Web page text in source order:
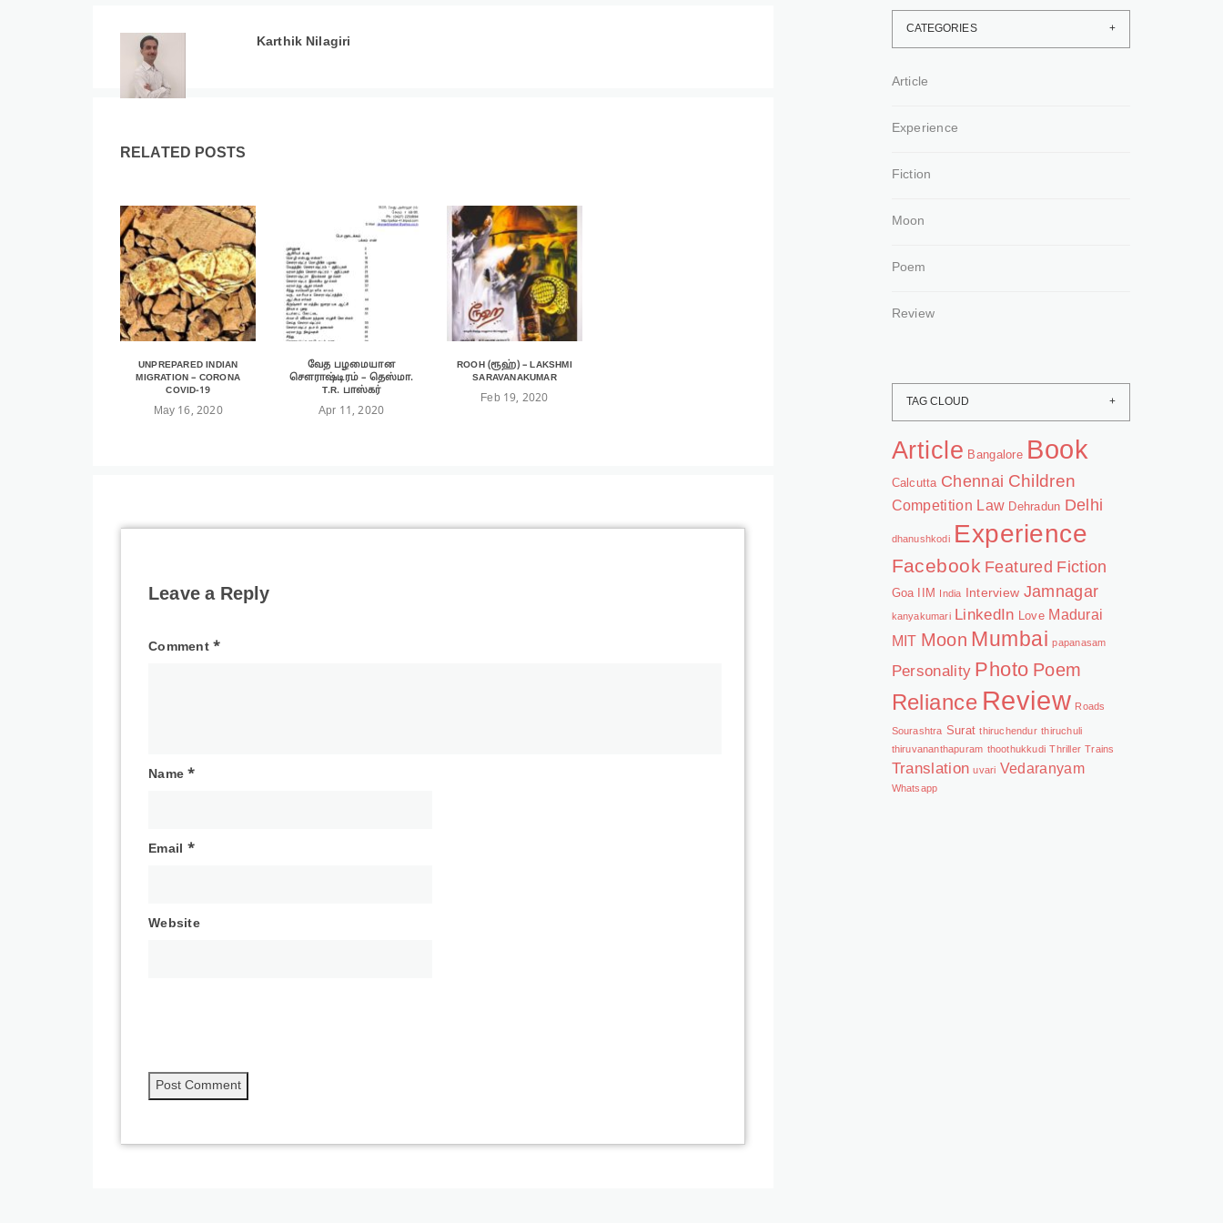
Karthik Nilagiri
RELATED POSTS
UNPREPARED INDIAN
MIGRATION – CORONA
COVID-19
May 16, 2020
வேத பழமையான
சௌராஷ்டிரம் – தெஸ்மா.
T.R. பாஸ்கர்
Apr 11, 2020
ROOH (ரூஹ்) – LAKSHMI
SARAVANAKUMAR
Feb 19, 2020
Leave a Reply
Comment*
Name*
Email *
Website
CATEGORIES
Article
Experience
Fiction
Moon
Poem
Review
TAG CLOUD
Article Bangalore Book
Calcutta Chennai Children
Competition Law Dehradun Delhi
dhanushkodi Experience
Facebook Featured Fiction
Goa IIM India Interview Jamnagar
kanyakumari LinkedIn Love Madurai
MIT Moon Mumbai papanasam
Personality Photo Poem
Reliance Review Roads
Sourashtra Surat thiruchendur thiruchuli
thiruvananthapuram thoothukkudi Thriller Trains
Translation uvari Vedaranyam
Whatsapp